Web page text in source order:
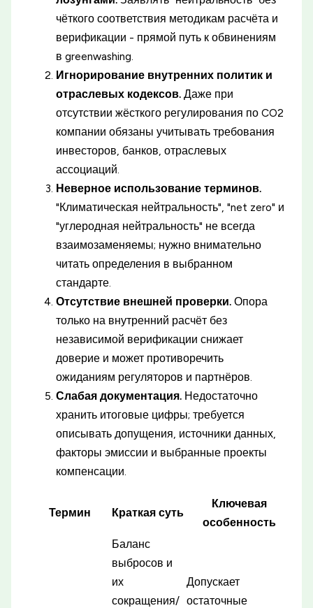
чёткого соответствия методикам расчёта и
верификации - прямой путь к обвинениям
в greenwashing.
Игнорирование внутренних политик и
отраслевых кодексов. Даже при
отсутствии жёсткого регулирования по CO2
компании обязаны учитывать требования
инвесторов, банков, отраслевых
ассоциаций.
Неверное использование терминов.
"Климатическая нейтральность", "net zero" и
"углеродная нейтральность" не всегда
взаимозаменяемы; нужно внимательно
читать определения в выбранном
стандарте.
Отсутствие внешней проверки. Опора
только на внутренний расчёт без
независимой верификации снижает
доверие и может противоречить
ожиданиям регуляторов и партнёров.
Слабая документация. Недостаточно
хранить итоговые цифры; требуется
описывать допущения, источники данных,
факторы эмиссии и выбранные проекты
компенсации.
Термин Краткая суть
Ключевая
особенность
Баланс
выбросов и
их
сокращения/
Допускает
остаточные